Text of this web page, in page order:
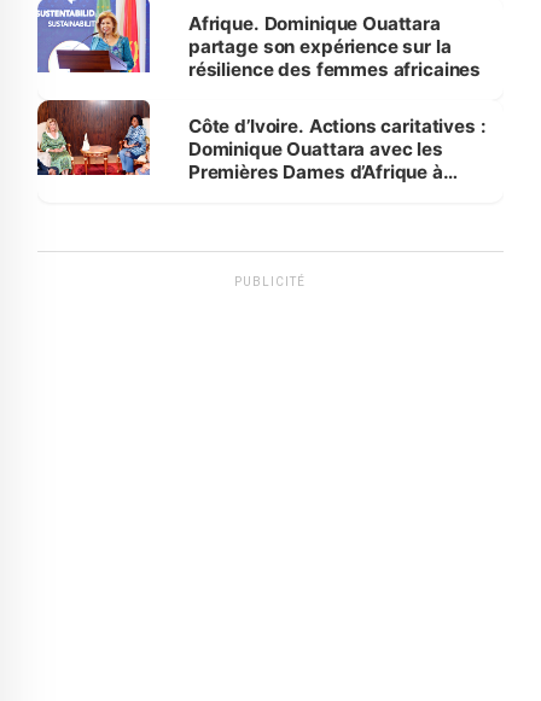
Afrique. Dominique Ouattara
partage son expérience sur la
résilience des femmes africaines
Côte d’Ivoire. Actions caritatives :
Dominique Ouattara avec les
Premières Dames d’Afrique à
PUBLICITÉ